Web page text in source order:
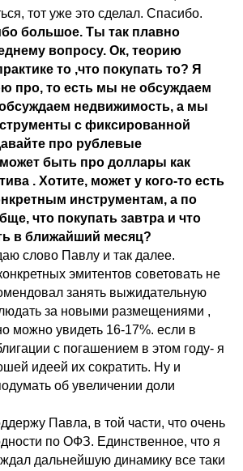
тот уже это сделал. Спасибо.
большое. Ты так плавно
вопросу. Ок, теорию
то ,что покупать то? Я
про, то есть мы не обсуждаем
недвижимость, а мы
с фиксированной
про рублевые
быть про доллары как
. Хотите, может у кого-то есть
инструментам, а по
что покупать завтра и что
в ближайший месяц?
слово Павлу и так далее.
эмитентов советовать не
занять выжидательную
за новыми размещениями ,
можно увидеть 16-17%. если в
с погашением в этом году- я
идеей их сократить. Ну и
об увеличении доли
Павла, в той части, что очень
по ОФЗ. Единственное, что я
дальнейшую динамику все таки